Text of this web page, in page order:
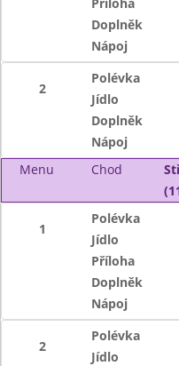
Doplněk
Nápoj
2
Polévka
Jídlo
Doplněk
Nápoj
Menu
Chod
1
Polévka
Jídlo
Příloha
Doplněk
Nápoj
2
Polévka
Jídlo